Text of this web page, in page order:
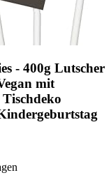
- 400g Lutscher
mit